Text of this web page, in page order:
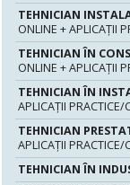
TEHNICIAN
ONLINE + APLICAȚII
TEHNICIAN ÎN
ONLINE + APLICAȚII
TEHNICIAN ÎN
APLICAȚII
TEHNICIAN
APLICAȚII
TEHNICIAN ÎN